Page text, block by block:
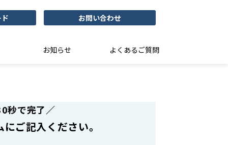
お問い合わせ
お知らせ よくあるご質問
秒で完了／
ご記入ください。